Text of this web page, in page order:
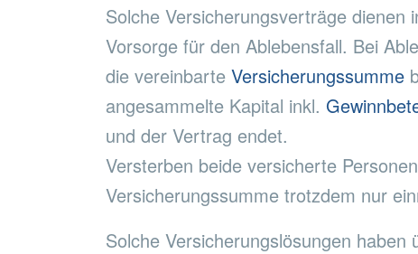
Solche Versicherungsverträge dienen
Vorsorge für den Ablebensfall. Bei
die vereinbarteVersicherungssumme
angesammelte Kapital inkl.
und der Vertrag endet.
Versterben beide versicherte
Versicherungssumme trotzdem nur
Solche Versicherungslösungen haben